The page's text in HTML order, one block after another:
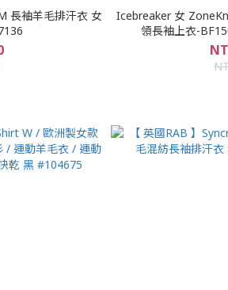
長袖羊毛排汗衣 女
Icebreaker 女
領長袖上衣-